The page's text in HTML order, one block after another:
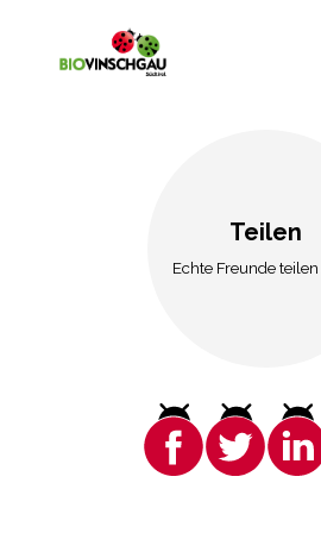
Teilen
Echte Freunde teilen